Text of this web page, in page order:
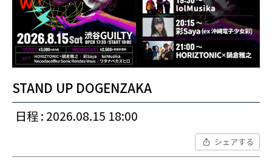
STAND UP DOGENZAKA
日程 : 2026.08.15 18:00
シェアする